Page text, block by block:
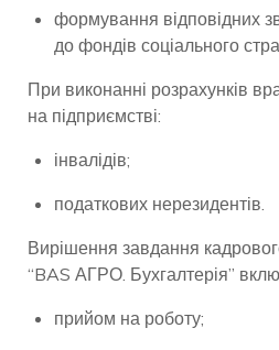
формування відповідних
до фондів соціального
При виконанні розрахунків
на підприємстві:
інвалідів;
податкових нерезидентів.
Вирішення завдання
“BAS АГРО. Бухгалтерія”
прийом на роботу;